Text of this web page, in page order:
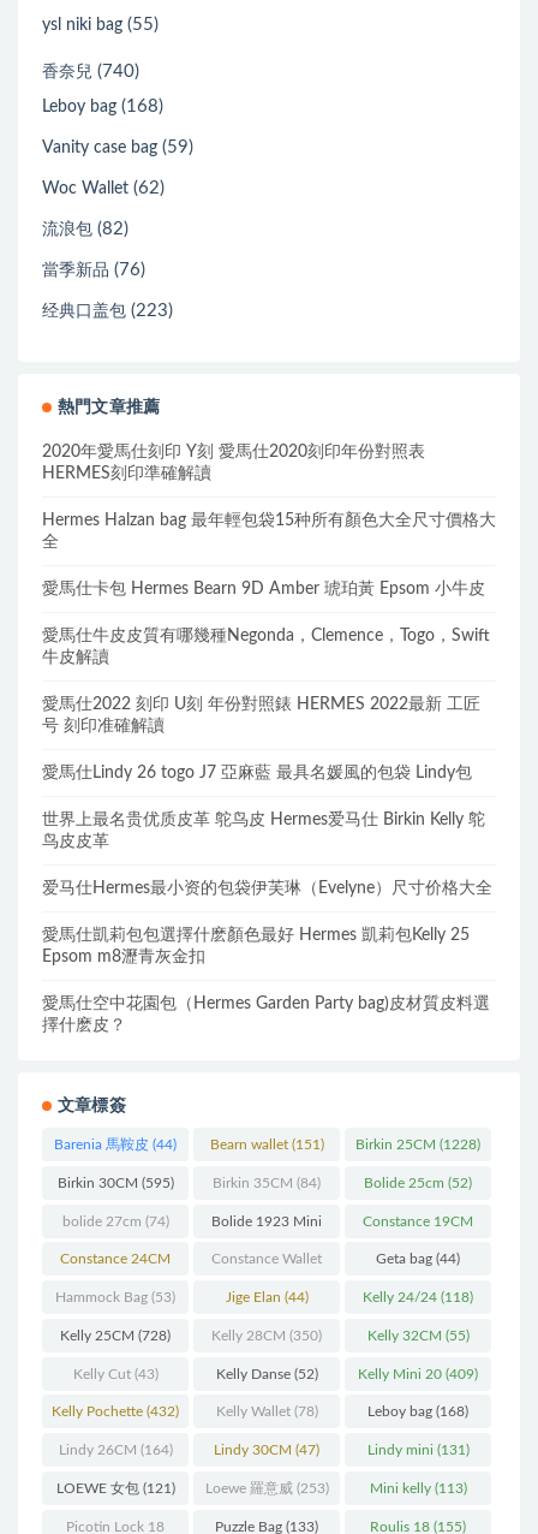
ysl niki bag (55)
香奈兒 (740)
Leboy bag (168)
Vanity case bag (59)
Woc Wallet (62)
流浪包 (82)
當季新品 (76)
经典口盖包 (223)
熱門文章推薦
2020年愛馬仕刻印 Y刻 愛馬仕2020刻印年份對照表
HERMES刻印準確解讀
Hermes Halzan bag 最年輕包袋15种所有顏色大全尺寸價格大
全
愛馬仕卡包 Hermes Bearn 9D Amber 琥珀黃 Epsom 小牛皮
愛馬仕牛皮皮質有哪幾種Negonda，Clemence，Togo，Swift
牛皮解讀
愛馬仕2022 刻印 U刻 年份對照錶 HERMES 2022最新 工匠
号 刻印准確解讀
愛馬仕Lindy 26 togo J7 亞麻藍 最具名媛風的包袋 Lindy包
世界上最名贵优质皮革 鸵鸟皮 Hermes爱马仕 Birkin Kelly 鸵
鸟皮皮革
爱马仕Hermes最小资的包袋伊芙琳（Evelyne）尺寸价格大全
愛馬仕凱莉包包選擇什麽顏色最好 Hermes 凱莉包Kelly 25
Epsom m8瀝青灰金扣
愛馬仕空中花園包（Hermes Garden Party bag)皮材質皮料選
擇什麽皮？
文章標簽
Barenia 馬鞍皮 (44) Bearn wallet(151) Birkin 25CM (1228)
Birkin 30CM (595) Birkin 35CM (84) Bolide 25cm (52)
bolide 27cm (74) Bolide 1923 Mini
(93)
Constance 19CM
(571)
Constance 24CM
(216)
Constance Wallet
(60)
Geta bag (44)
Hammock Bag (53) Jige Elan (44) Kelly 24/24 (118)
Kelly 25CM (728) Kelly 28CM (350) Kelly 32CM (55)
Kelly Cut(43) Kelly Danse(52) Kelly Mini 20 (409)
Kelly Pochette (432) Kelly Wallet(78) Leboy bag (168)
Lindy 26CM (164) Lindy 30CM (47) Lindy mini (131)
LOEWE 女包(121) Loewe 羅意威(253) Mini kelly(113)
Picotin Lock 18 Puzzle Bag (133) Roulis 18 (155)